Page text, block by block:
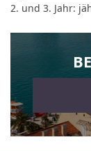
2. und 3. Jahr: